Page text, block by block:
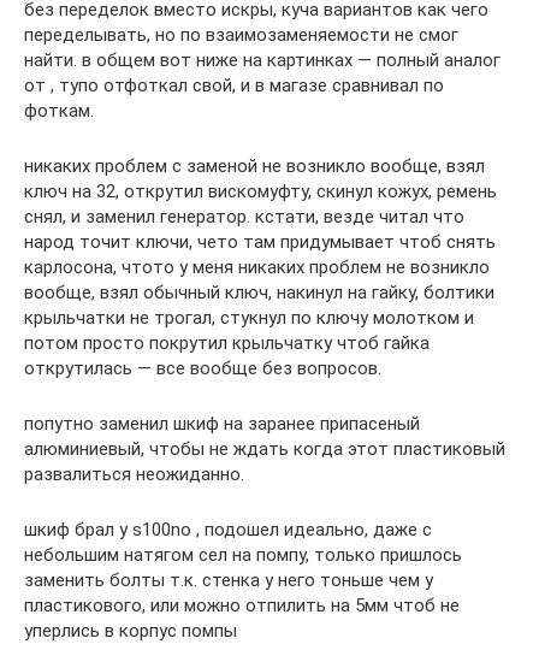
без переделок вместо искры, куча вариантов как чего
переделывать, но по взаимозаменяемости не смог
найти. в общем вот ниже на картинках — полный аналог
от , тупо отфоткал свой, и в магазе сравнивал по
фоткам.
никаких проблем с заменой не возникло вообще, взял
ключ на 32, открутил вискомуфту, скинул кожух, ремень
снял, и заменил генератор. кстати, везде читал что
народ точит ключи, чето там придумывает чтоб снять
карлосона, чтото у меня никаких проблем не возникло
вообще, взял обычный ключ, накинул на гайку, болтики
крыльчатки не трогал, стукнул по ключу молотком и
потом просто покрутил крыльчатку чтоб гайка
открутилась — все вообще без вопросов.
попутно заменил шкиф на заранее припасеный
алюминиевый, чтобы не ждать когда этот пластиковый
развалиться неожиданно.
шкиф брал у s100no , подошел идеально, даже с
небольшим натягом сел на помпу, только пришлось
заменить болты т.к. стенка у него тоньше чем у
пластикового, или можно отпилить на 5мм чтоб не
уперлись в корпус помпы